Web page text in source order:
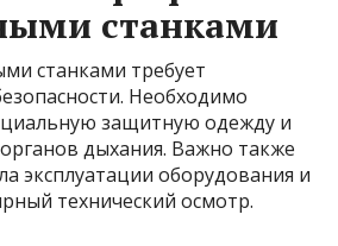
станками
станками требует
Необходимо
защитную одежду и
дыхания. Важно также
эксплуатации оборудования и
технический осмотр.